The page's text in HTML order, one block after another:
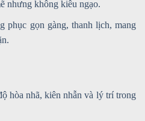
nhưng không kiêu ngạo.
phục gọn gàng, thanh lịch, mang
hòa nhã, kiên nhẫn và lý trí trong